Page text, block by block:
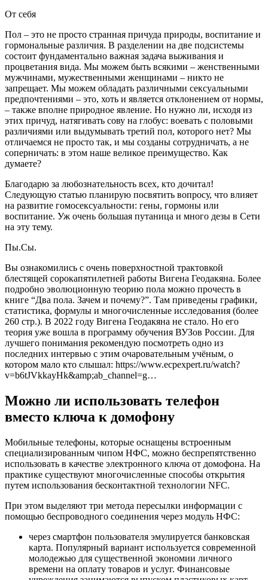
От себя
Пол – это не просто странная причуда природы, воспитание и
гормональные различия. В разделении на две подсистемы
состоит фундаментально важная задача выживания и
процветания вида. Мы можем быть всякими – женственными
мужчинами, мужественными женщинами – никто не
запрещает. Мы можем обладать различными сексуальными
предпочтениями – это, хоть и является отклонением от нормы,
– также вполне природное явление. Но нужно ли, исходя из
этих причуд, натягивать сову на глобус: воевать с половыми
различиями или выдумывать третий пол, которого нет? Мы
отличаемся не просто так, и мы созданы сотрудничать, а не
соперничать: в этом наше великое преимущество. Как
думаете?
Благодарю за любознательность всех, кто дочитал!
Следующую статью планирую посвятить вопросу, что влияет
на развитие гомосексуальности: гены, гормоны или
воспитание. Уж очень большая путаница и много дезы в Сети
на эту тему.
Пы.Сы.
Вы ознакомились с очень поверхностной трактовкой
блестящей сорокапятилетней работы Вигена Геодакяна. Более
подробно эволюционную теорию пола можно прочесть в
книге “Два пола. Зачем и почему?”. Там приведены графики,
статистика, формулы и многочисленные исследования (более
260 стр.). В 2022 году Вигена Геодакяна не стало. Но его
теория уже вошла в программу обучения ВУЗов России. Для
лучшего понимания рекомендую посмотреть одно из
последних интервью с этим очаровательным учёным, о
котором мало кто слышал: https://www.ecpexpert.ru/watch?
v=b6tJVkkayHk&amp;ab_channel=g…
Можно ли использовать телефон
вместо ключа к домофону
Мобильные телефоны, которые оснащены встроенным
специализированным чипом НФС, можно беспрепятственно
использовать в качестве электронного ключа от домофона. На
практике существуют многочисленные способы открытия
путем использования бесконтактной технологии NFC.
При этом выделяют три метода пересылки информации с
помощью беспроводного соединения через модуль НФС:
через смартфон пользователя эмулируется банковская
карта. Популярный вариант используется современной
молодежью для существенной экономии личного
времени на оплату товаров и услуг. Финансовые